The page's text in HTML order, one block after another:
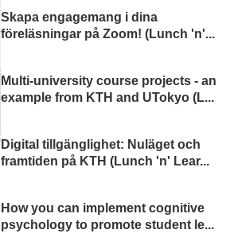
Skapa engagemang i dina
föreläsningar på Zoom! (Lunch 'n'...
Multi-university course projects - an
example from KTH and UTokyo (L...
Digital tillgänglighet: Nuläget och
framtiden på KTH (Lunch 'n' Lear...
How you can implement cognitive
psychology to promote student le...